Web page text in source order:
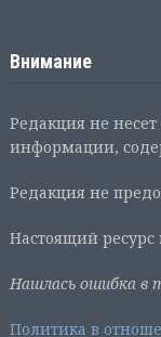
Внимание
Редакция не несет
информации,
Редакция не
Настоящий
Нашлась ошибка в
Политика в